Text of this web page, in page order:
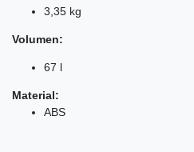
3,35 kg
Volumen:
67 l
Material:
ABS